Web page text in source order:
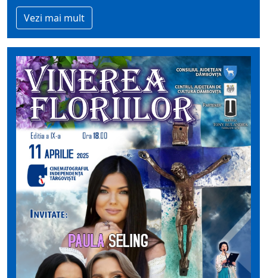
Vezi mai mult